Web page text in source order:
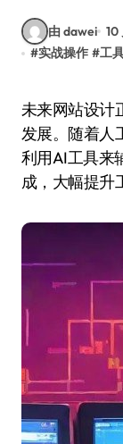
由 dawei 10
#实战操作 #工
未来网站设计正朝着更加智能化和用户友好的方向
发展。随着人
利用AI工具来
成，大幅提升